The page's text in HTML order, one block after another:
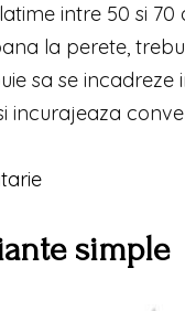
intre 50 si
la perete,
sa se
incurajeaza
simple